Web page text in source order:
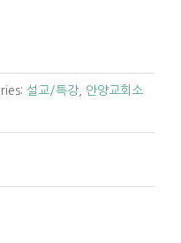
설교/특강
안양교회소